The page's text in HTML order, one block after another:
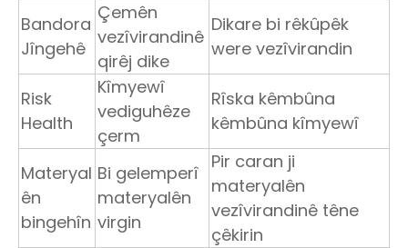
Bandora
Jîngehê
Çemên
vezîvirandinê
qirêj dike
Dikare bi rêkûpêk
were vezîvirandin
Risk
Health
Kîmyewî
vediguhêze
çerm
Rîska kêmbûna
kêmbûna kîmyewî
Materyal
ên
bingehîn
Bi gelemperî
materyalên
virgin
Pir caran ji
materyalên
vezîvirandinê têne
çêkirin